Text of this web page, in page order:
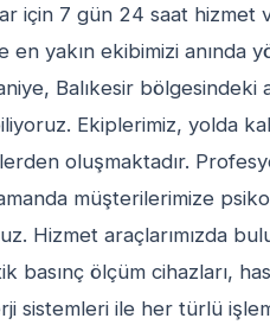
için 7 gün 24 saat hizmet
en yakın ekibimizi anında
Balıkesir bölgesindeki
Ekiplerimiz, yolda
oluşmaktadır.
müşterilerimize
Hizmet araçlarımızda
ölçüm cihazları,
sistemleri ile her türlü